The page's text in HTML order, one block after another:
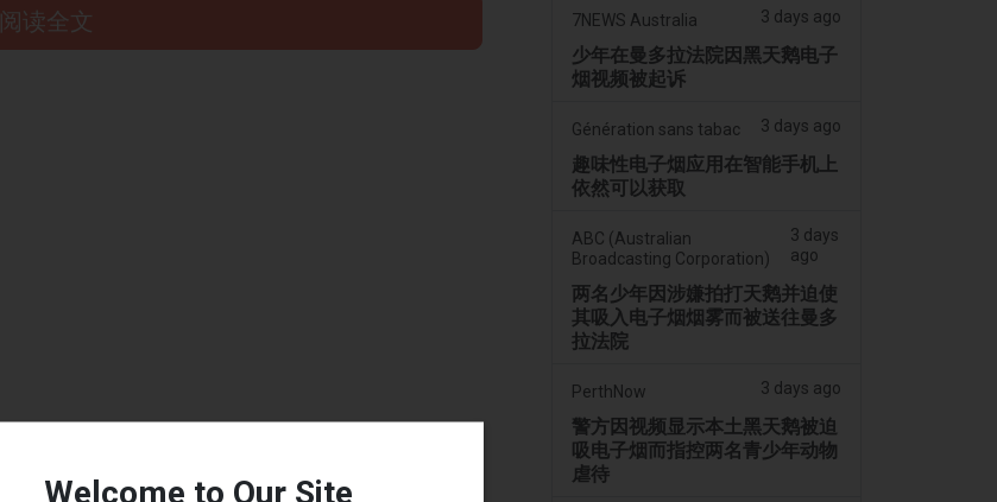
阅读全文 7NEWS Australia 3 days ago
少年在曼多拉法院因黑天鹅电子
烟视频被起诉
Génération sans tabac 3 days ago
趣味性电子烟应用在智能手机上
依然可以获取
ABC (Australian
Broadcasting Corporation)
3 days
ago
两名少年因涉嫌拍打天鹅并迫使
其吸入电子烟烟雾而被送往曼多
拉法院
PerthNow 3 days ago
警方因视频显示本土黑天鹅被迫
吸电子烟而指控两名青少年动物
虐待
Welcome to Our Site